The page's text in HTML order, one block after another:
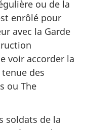
ou de la
enrôlé pour
avec la Garde
voir accorder la
des
ou The
soldats de la